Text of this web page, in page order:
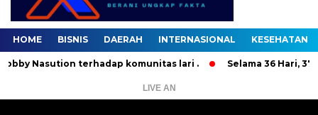
HOME BISNIS DAERAH INTERNASIONAL KESEHATAN
terhadap komunitas lari . Selama 36 Hari, 37
LIVE AN